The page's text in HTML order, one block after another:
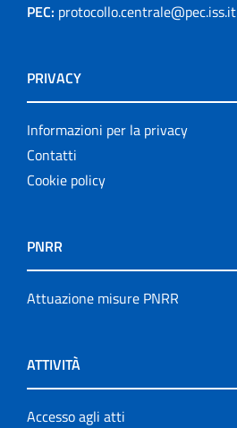
PEC: protocollo.centrale@pec.iss.it
PRIVACY
Informazioni per la privacy
Contatti
Cookie policy
PNRR
Attuazione misure PNRR
ATTIVITÀ
Accesso agli atti